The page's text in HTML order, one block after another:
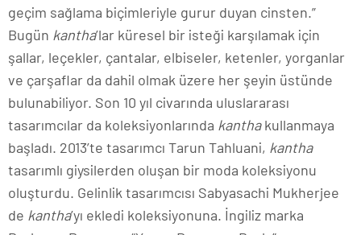
geçim sağlama biçimleriyle gurur duyan cinsten.”
Bugün kantha’lar küresel bir isteği karşılamak için
şallar, leçekler, çantalar, elbiseler, ketenler, yorganlar
ve çarşaflar da dahil olmak üzere her şeyin üstünde
bulunabiliyor. Son 10 yıl civarında uluslararası
tasarımcılar da koleksiyonlarında kanthakullanmaya
başladı. 2013’te tasarımcı Tarun Tahluani, kantha
tasarımlı giysilerden oluşan bir moda koleksiyonu
oluşturdu. Gelinlik tasarımcısı Sabyasachi Mukherjee
de kantha’yı ekledi koleksiyonuna. İngiliz marka